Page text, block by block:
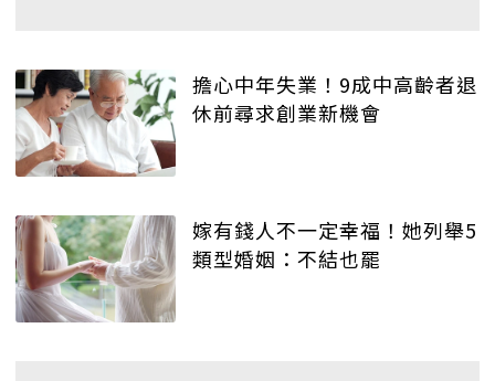
擔心中年失業！9成中高齡者退
休前尋求創業新機會
嫁有錢人不一定幸福！她列舉5
類型婚姻：不結也罷